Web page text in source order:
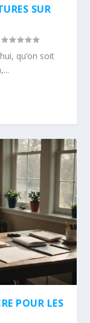
SUR
qu’on soit
POUR LES